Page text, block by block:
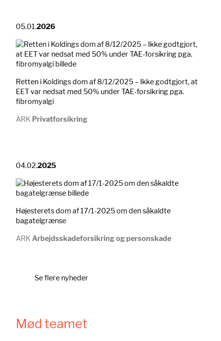
05.01.2026
Retten i Koldings dom af 8/12/2025 – Ikke godtgjort, at
EET var nedsat med 50% under TAE-forsikring pga.
fibromyalgi
ARK Privatforsikring
04.02.2025
Højesterets dom af 17/1-2025 om den såkaldte
bagatelgrænse
ARK Arbejdsskadeforsikring og personskade
Se flere nyheder
Mød teamet